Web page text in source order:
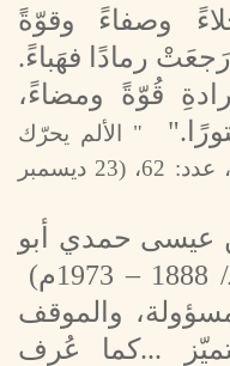
وصفاءً وقوّةً
رمادًا فهَباءً.
قُوّةً ومضاءً،
" الألم يحرّك
العزائم ".. جريدة وادي ميزاب، عدد: 62، (23 ديسمبر
عيسى حمدي أبو
والموقف
...كما عُرِف